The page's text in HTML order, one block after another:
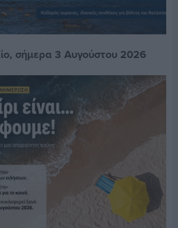
σήμερα 3 Αυγούστου 2026